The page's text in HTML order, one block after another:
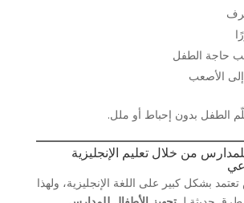
حاجة الطفل
الأصعب
الطفل بدون إحباط أو ملل.
من خلال تعليم الإنجليزية
بشكل كبير على اللغة الإنجليزية، ولهذا